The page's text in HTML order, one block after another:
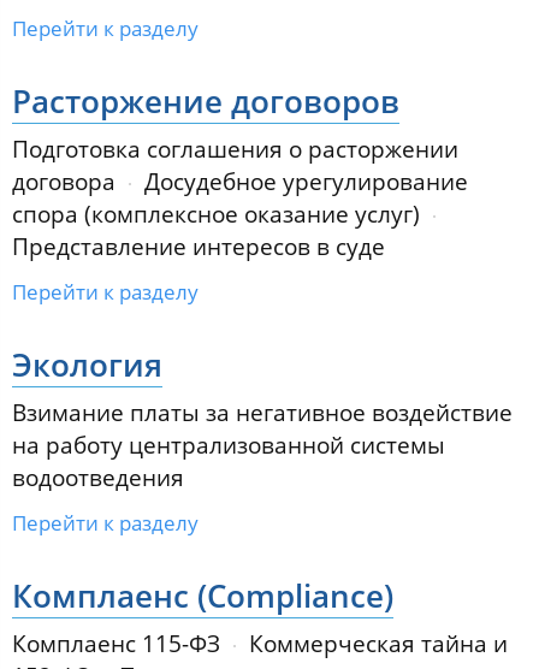
Перейти к разделу
Расторжение договоров
Подготовка соглашения о расторжении
договора
Досудебное урегулирование
спора (комплексное оказание услуг)
Представление интересов в суде
Перейти к разделу
Экология
Взимание платы за негативное воздействие
на работу централизованной системы
водоотведения
Перейти к разделу
Комплаенс (Compliance)
Комплаенс 115-ФЗ
Коммерческая тайна и